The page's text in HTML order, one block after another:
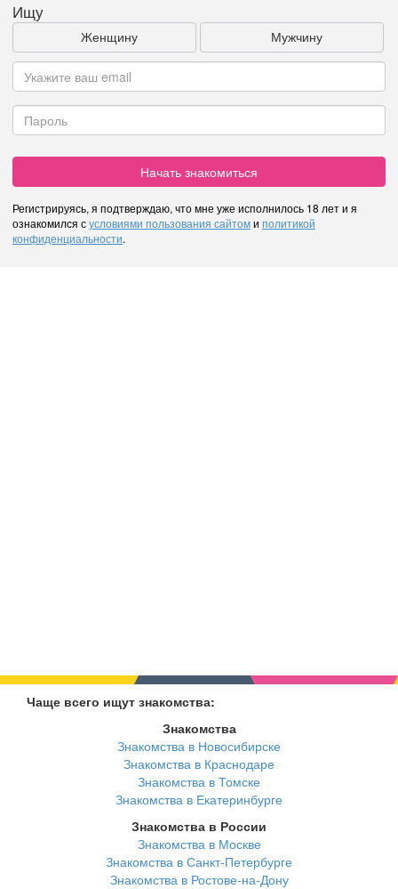
Ищу
Женщину Мужчину
Начать знакомиться
Регистрируясь, я подтверждаю, что мне уже исполнилось 18 лет и я
ознакомился сусловиями пользования сайтоми политикой
конфиденциальности.
Чаще всего ищут знакомства:
Знакомства
Знакомства в Новосибирске
Знакомства в Краснодаре
Знакомства в Томске
Знакомства в Екатеринбурге
Знакомства в России
Знакомства в Москве
Знакомства в Санкт-Петербурге
Знакомства в Ростове-на-Дону